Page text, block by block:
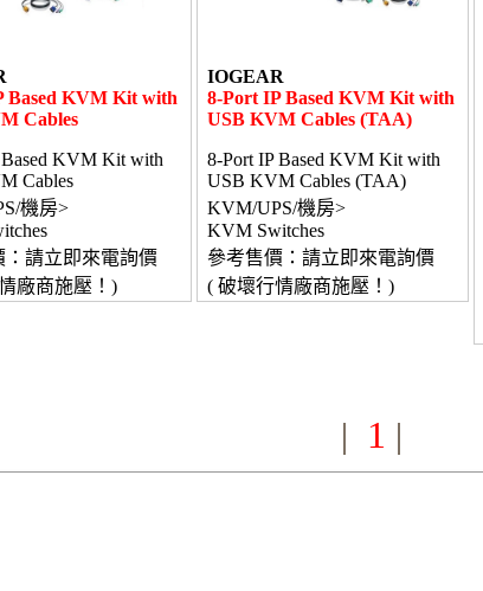
Based KVM Kit with
Cables
Based KVM Kit with
Cables
機房>
：請立即來電詢價
廠商施壓！)
IOGEAR
8-Port IP Based KVM Kit with
USB KVM Cables (TAA)
8-Port IP Based KVM Kit with
USB KVM Cables (TAA)
KVM/UPS/機房>
KVM Switches
參考售價：請立即來電詢價
( 破壞行情廠商施壓！)
| 1 |